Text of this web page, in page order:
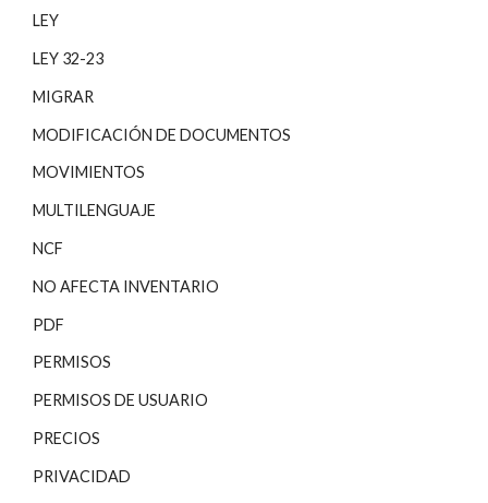
LEY
LEY 32-23
MIGRAR
MODIFICACIÓN DE DOCUMENTOS
MOVIMIENTOS
MULTILENGUAJE
NCF
NO AFECTA INVENTARIO
PDF
PERMISOS
PERMISOS DE USUARIO
PRECIOS
PRIVACIDAD